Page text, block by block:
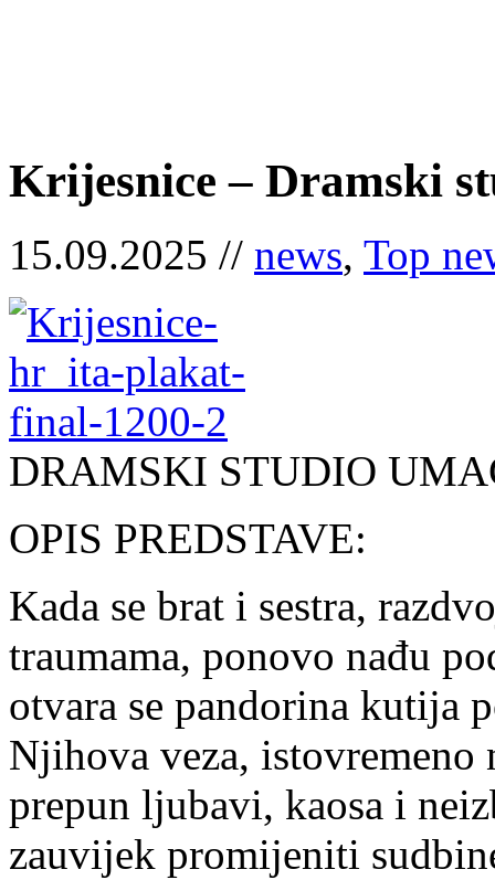
Krijesnice – Dramski
15.09.2025 // news, Top
DRAMSKI STUDIO
OPIS PREDSTAVE:
Kada se brat i sestra,
traumama, ponovo nađu
otvara se pandorina kutija
Njihova veza, istovremeno
prepun ljubavi, kaosa i
zauvijek promijeniti